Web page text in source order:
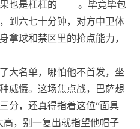
也是杠杠的
。毕竟毕包
到六七十分钟，对方中卫体
拿球和禁区里的抢点能力，
大名单，哪怕他不首发，坐
威慑。这场焦点战，巴萨想
分，还真得指着这位“面具
，别一复出就指望他帽子